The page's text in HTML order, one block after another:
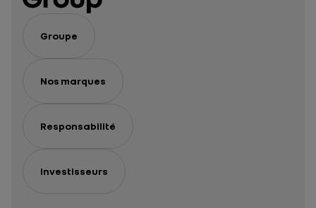
Groupe
Nos marques
Responsabilité
Investisseurs